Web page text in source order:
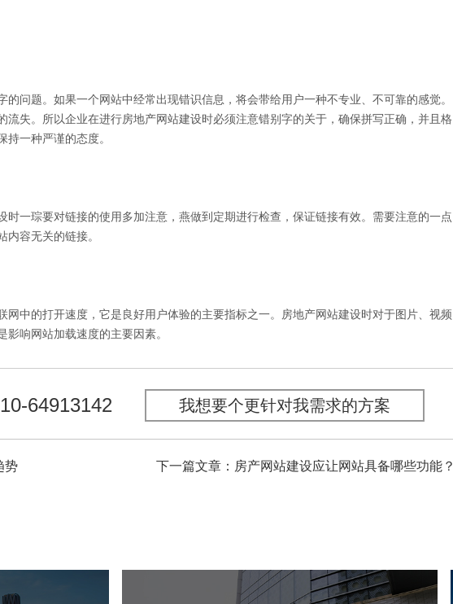
问题。如果一个网站中经常出现错识信息，将会带给用户一种不专业、不可靠的感觉。
流失。所以企业在进行房地产网站建设时必须注意错别字的关于，确保拼写正确，并且格
一种严谨的态度。
时一琮要对链接的使用多加注意，燕做到定期进行检查，保证链接有效。需要注意的一点
容无关的链接。
网中的打开速度，它是良好用户体验的主要指标之一。房地产网站建设时对于图片、视频
响网站加载速度的主要因素。
64913142 我想要个更针对我需求的方案
势 下一篇文章：房产网站建设应让网站具备哪些功能？